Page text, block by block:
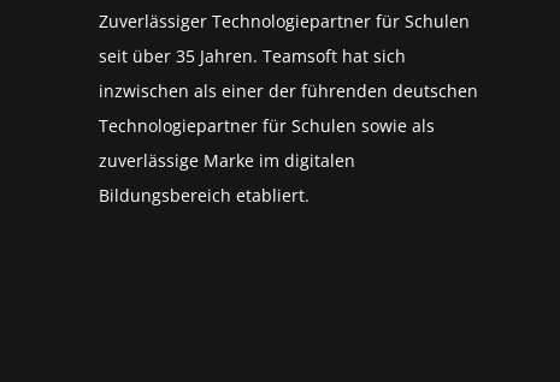
Zuverlässiger Technologiepartner für Schulen
seit über 35 Jahren. Teamsoft hat sich
inzwischen als einer der führenden deutschen
Technologiepartner für Schulen sowie als
zuverlässige Marke im digitalen
Bildungsbereich etabliert.